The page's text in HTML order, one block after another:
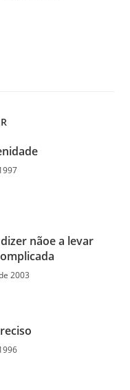
nãoe a levar
2003